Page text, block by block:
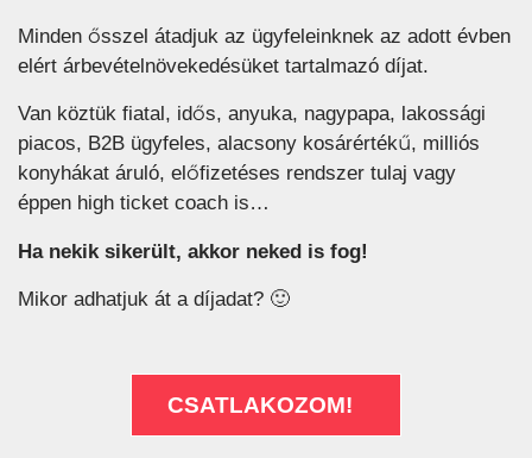
Minden ősszel átadjuk az ügyfeleinknek az adott évben
elért árbevételnövekedésüket tartalmazó díjat.
Van köztük fiatal, idős, anyuka, nagypapa, lakossági
piacos, B2B ügyfeles, alacsony kosárértékű, milliós
konyhákat áruló, előfizetéses rendszer tulaj vagy
éppen high ticket coach is…
Ha nekik sikerült, akkor neked is fog!
Mikor adhatjuk át a díjadat? 🙂
CSATLAKOZOM!